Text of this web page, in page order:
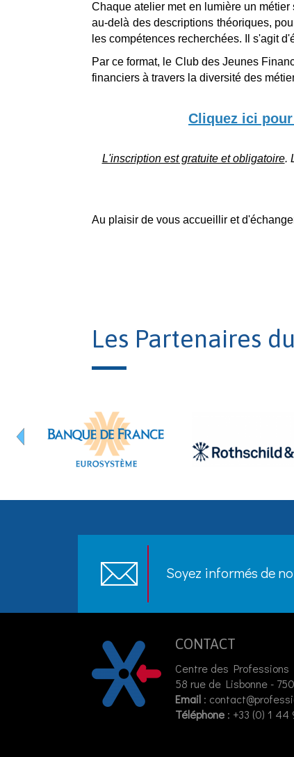
Chaque atelier met en lumière un
au-delà des descriptions théoriques,
les compétences recherchées. Il s'agit
Par ce format, le Club des Jeunes
financiers à travers la diversité des
Cliquez ici
L'inscription est gratuite et obligatoire.
Au plaisir de vous accueillir et
Les Partenaires
Soyez informés de
CONTACT
Centre des Professions
58 rue de Lisbonne -
Email :
Téléphone : +33 (0) 1